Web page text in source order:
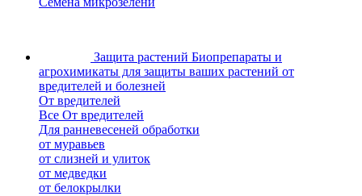
Защита растений Биопрепараты и
агрохимикаты для защиты ваших растений от
вредителей и болезней
От вредителей
Все От вредителей
Для ранневесеней обработки
от муравьев
от слизней и улиток
от медведки
от белокрылки